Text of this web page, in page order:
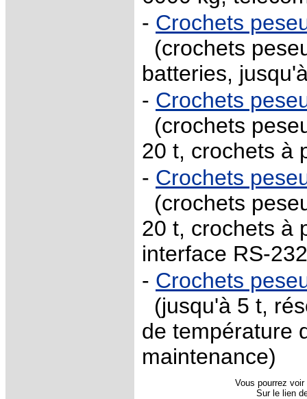
- Crochets
(crochets
batteries,
- Crochets
(crochets
20 t, crochets à
- Crochets
(crochets
20 t, crochets à
interface RS-
- Crochets
(jusqu'à 5 t,
de température
maintenance)
Vous pourrez
Sur le lien